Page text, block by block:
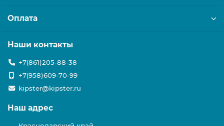
Оплата
Наши контакты
+7(861)205-88-38
+7(958)609-70-99
kipster@kipster.ru
Наш адрес